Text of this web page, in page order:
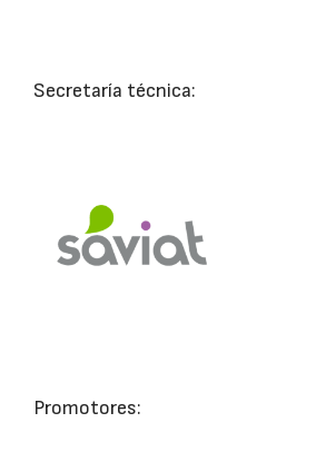
Secretaría técnica:
Promotores: